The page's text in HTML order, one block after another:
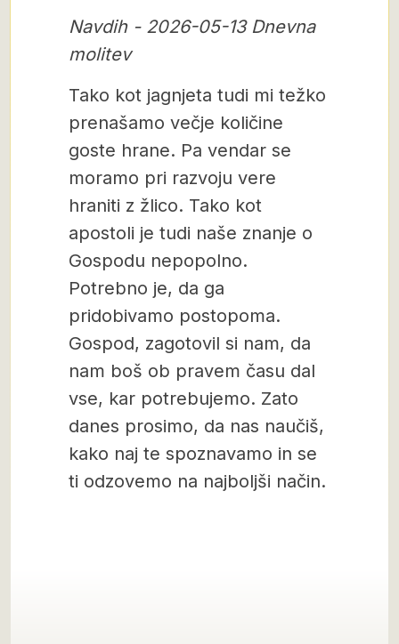
Navdih - 2026-05-13 Dnevna
molitev
Tako kot jagnjeta tudi mi težko
prenašamo večje količine
goste hrane. Pa vendar se
moramo pri razvoju vere
hraniti z žlico. Tako kot
apostoli je tudi naše znanje o
Gospodu nepopolno.
Potrebno je, da ga
pridobivamo postopoma.
Gospod, zagotovil si nam, da
nam boš ob pravem času dal
vse, kar potrebujemo. Zato
danes prosimo, da nas naučiš,
kako naj te spoznavamo in se
ti odzovemo na najboljši način.